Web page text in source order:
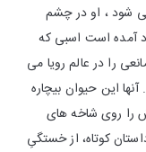
شود ، او در چشم
آمده است اسبی که
را در عالم رویا می
این حیوان بیچاره
را روی شاخه های
کوتاه، از خستگیِ